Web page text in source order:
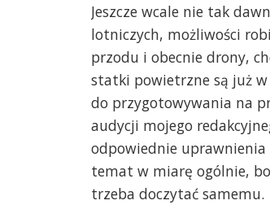
Jeszcze wcale nie tak
lotniczych, możliwości
przodu i obecnie drony,
statki powietrzne są już
do przygotowywania na
audycji mojego
odpowiednie
temat w miarę ogólnie,
trzeba doczytać samemu.